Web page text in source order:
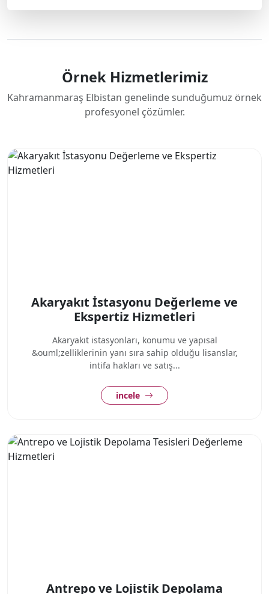
Örnek Hizmetlerimiz
Kahramanmaraş Elbistan genelinde sunduğumuz örnek
profesyonel çözümler.
Akaryakıt İstasyonu Değerleme ve
Ekspertiz Hizmetleri
Akaryakıt istasyonları, konumu ve yapısal
&ouml;zelliklerinin yanı sıra sahip olduğu lisanslar,
intifa hakları ve satış...
incele
Antrepo ve Lojistik Depolama